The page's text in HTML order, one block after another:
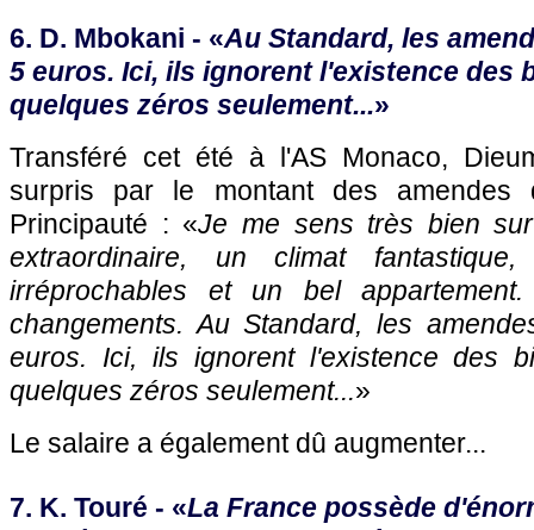
6. D. Mbokani - «Au Standard, les
5 euros. Ici, ils ignorent l'existence des
quelques zéros seulement...»
Transféré cet été à l'AS Monaco,
surpris par le montant des
Principauté : «Je me sens très bien
extraordinaire, un climat
irréprochables et un bel
changements. Au Standard, les
euros. Ici, ils ignorent l'existence des
quelques zéros seulement...»
Le salaire a également dû augmenter...
7. K. Touré - «La France possède